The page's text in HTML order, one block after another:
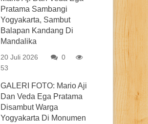
Pratama Sambangi
Yogyakarta, Sambut
Balapan Kandang Di
Mandalika
20 Juli 2026
0
53
GALERI FOTO: Mario Aji
Dan Veda Ega Pratama
Disambut Warga
Yogyakarta Di Monumen